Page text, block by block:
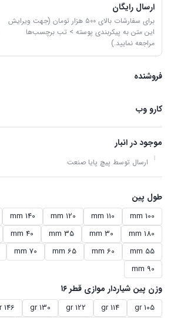
ارسال رایگان
برای سفارشات بالای ۵۰۰ هزار تومان (جهت ویرایش
این متن به پیکربندی پوسته > تب برچسب‌ها
مراجعه نمایید.)
فروشنده
کارو وب
موجود در انبار
ارسال توسط پیچ پایا صنعت
طول پین
100 mm
110 mm
120 mm
140 mm
180 mm
30 mm
35 mm
40 mm
55 mm
60 mm
65 mm
70 mm
90 mm
وزن پین شیاردار موازی قطر ۱۶
105 gr
114 gr
122 gr
130 gr
146 gr